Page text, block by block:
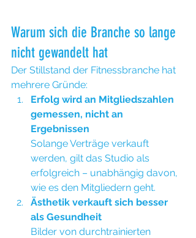
Warum sich die Branche so lange
nicht gewandelt hat
Der Stillstand der Fitnessbranche hat
mehrere Gründe:
Erfolg wird an Mitgliedszahlen
gemessen, nicht an
Ergebnissen
Solange Verträge verkauft
werden, gilt das Studio als
erfolgreich – unabhängig davon,
wie es den Mitgliedern geht.
Ästhetik verkauft sich besser
als Gesundheit
Bilder von durchtrainierten